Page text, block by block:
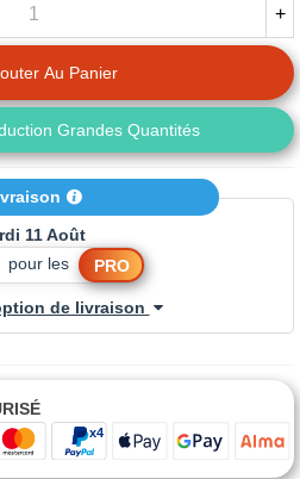
+
Au Panier
Grandes Quantités
11 Août
pour les PRO
de livraison